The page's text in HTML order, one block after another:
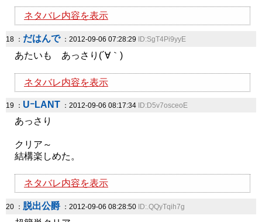
ネタバレ内容を表示
18 ： だはんで：2012-09-06 07:28:29 ID:SgT4Pi9yyE
あたいも あっさり(´∀｀)
ネタバレ内容を表示
19 ： UｰLANT ：2012-09-06 08:17:34 ID:D5v7osceoE
あっさり
クリア～
結構楽しめた。
ネタバレ内容を表示
20 ： 脱出公爵 ：2012-09-06 08:28:50 ID:.QQyTqih7g